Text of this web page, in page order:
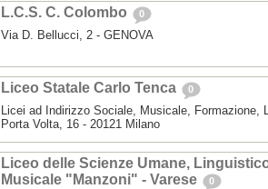
L.C.S. C. Colombo 0
Via D. Bellucci, 2 - GENOVA
Liceo Statale Carlo Tenca 0
Licei ad Indirizzo Sociale, Musicale, Formazione,
Porta Volta, 16 - 20121 Milano
Liceo delle Scienze Umane,
Musicale "Manzoni" - Varese
0